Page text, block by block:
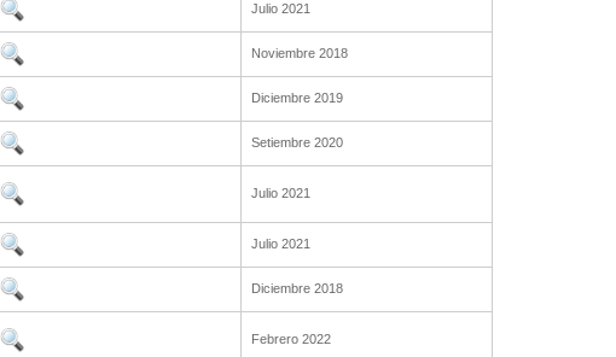
Julio 2021
Noviembre 2018
Diciembre 2019
Setiembre 2020
Julio 2021
Julio 2021
Diciembre 2018
Febrero 2022